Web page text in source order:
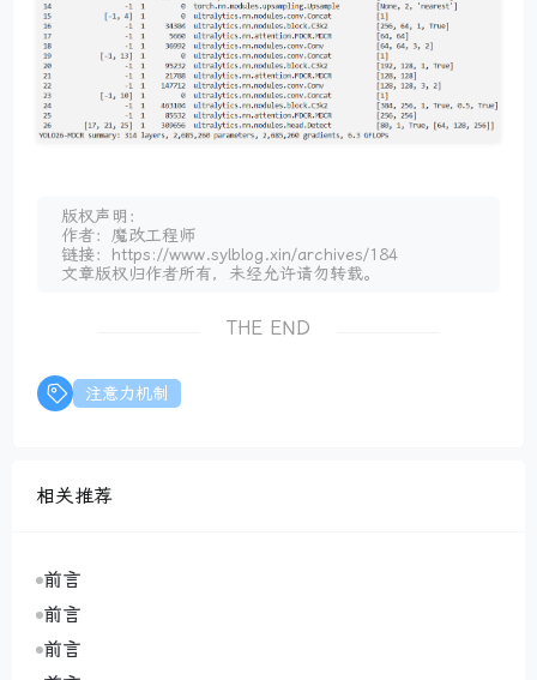
版权声明：
作者：魔改工程师
链接：https://www.sylblog.xin/archives/184
文章版权归作者所有，未经允许请勿转载。
THE END
注意力机制
相关推荐
前言
前言
前言